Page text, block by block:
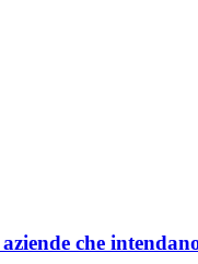
che